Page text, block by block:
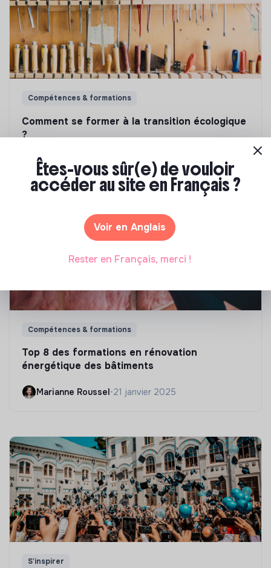
Compétences & formations
Comment se former à la transition écologique
?
Marianne Roussel 09 janvier 2024
Compétences & formations
Top 8 des formations en rénovation
énergétique des bâtiments
Marianne Roussel•21 janvier 2025
S'inspirer
Êtes-vous sûr(e) de vouloir
accéder au site en Français ?
Voir en Anglais
Rester en Français, merci !